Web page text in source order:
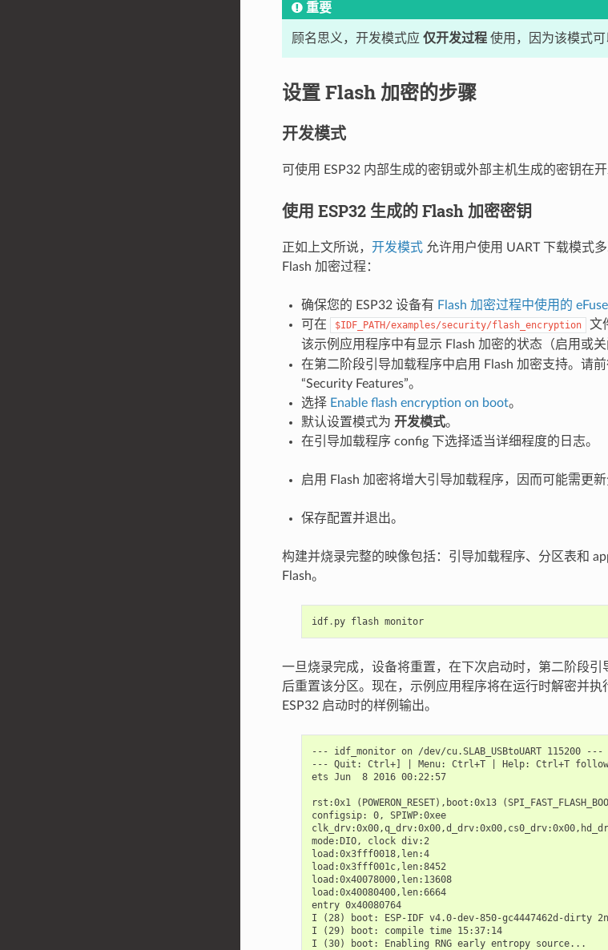
重要
顾名思义，开发模式应 仅开发过程使用，因为该模式可
设置 Flash 加密的步骤
开发模式
可使用 ESP32 内部生成的密钥或外部主机生成的密钥在开
使用 ESP32 生成的 Flash 加密密钥
正如上文所说， 开发模式允许用户使用 UART 下载模式
Flash 加密过程：
确保您的 ESP32 设备有 Flash 加密过程中使用的 eFuse
可在
$IDF_PATH/examples/security/flash_encryption
文
该示例应用程序中有显示 Flash 加密的状态（启用或
在第二阶段引导加载程序中启用 Flash 加密支持。请前
“Security Features”。
选择 Enable flash encryption on boot。
默认设置模式为 开发模式。
在引导加载程序 config 下选择适当详细程度的日志。
启用 Flash 加密将增大引导加载程序，因而可能需更
保存配置并退出。
构建并烧录完整的映像包括：引导加载程序、分区表和
Flash。
idf. py flash monitor
一旦烧录完成，设备将重置，在下次启动时，第二阶段引
后重置该分区。现在，示例应用程序将在运行时解密并
ESP32 启动时的样例输出。
--- idf_monitor on /dev/cu.SLAB_USBtoUART 115200 ---
--- Quit: Ctrl+] | Menu: Ctrl+T | Help: Ctrl+T
ets Jun  8 2016 00:22:57
rst:0x1 (POWERON_RESET),boot:0x13
configsip: 0, SPIWP:0xee
mode:DIO, clock div:2
load:0x3fff0018,len:4
load:0x3fff001c,len:8452
load:0x40078000,len:13608
load:0x40080400,len:6664
entry 0x40080764
I (28) boot: ESP-IDF v4.0-dev-850-gc4447462d-dirty
I (29) boot: compile time 15:37:14
I (30) boot: Enabling RNG early entropy source...